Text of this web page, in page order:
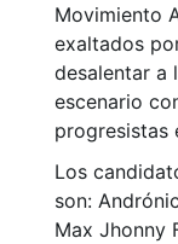
Movimiento
exaltados
desalentar a
escenario
progresistas
Los
son:
Max Jhonny